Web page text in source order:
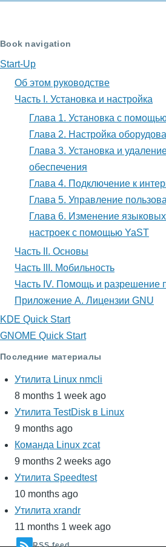
Часть
Установка
настройка
Book navigation
Start-Up
Об этом руководстве
Часть I. Установка и настройка
Глава 1. Установка с
Глава 2. Настройка
Глава 3. Установка и
обеспечения
Глава 4. Подключение к
Глава 5. Управление
Глава 6. Изменение
настроек с помощью YaST
Часть II. Основы
Часть III. Мобильность
Часть IV. Помощь и разрешение
Приложение A. Лицензии GNU
KDE Quick Start
GNOME Quick Start
Последние материалы
Утилита Linux nmcli
8 months 1 week ago
Утилита TestDisk в Linux
9 months ago
Команда Linux zcat
9 months 2 weeks ago
Утилита Speedtest
10 months ago
Утилита xrandr
11 months 1 week ago